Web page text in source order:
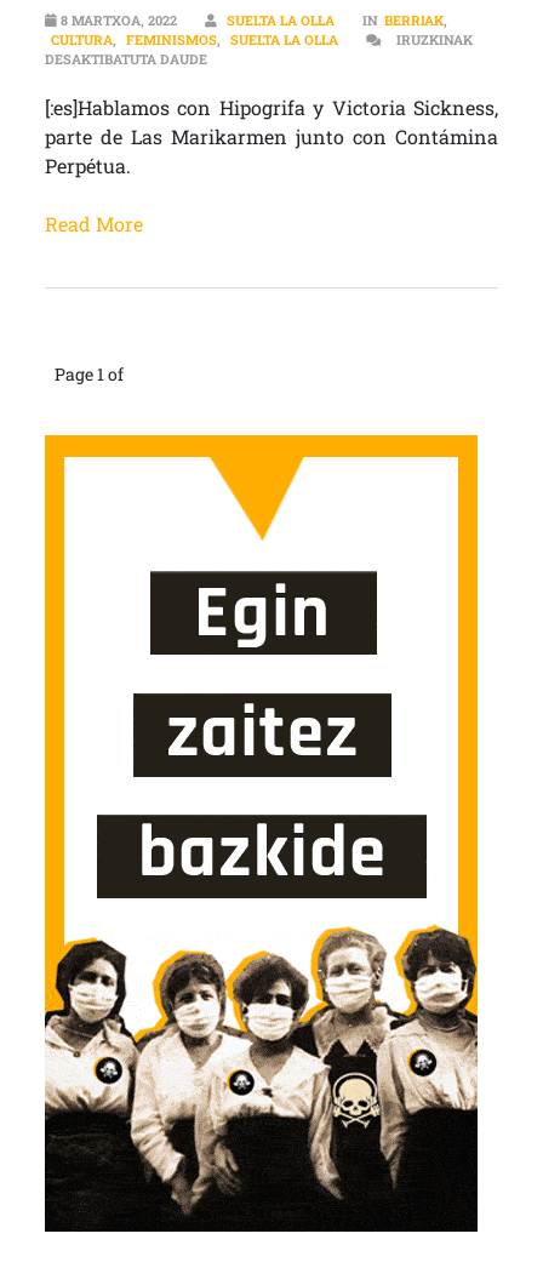
8 MARTXOA, 2022 SUELTA LA OLLA IN BERRIAK,
CULTURA, FEMINISMOS, SUELTA LA OLLA
IRUZKINAK
DESAKTIBATUTA DAUDE[:ES]”CUANDO SE COLECTIVIZA UNA VIOLENCIA
[:es]Hablamos con Hipogrifa y Victoria Sickness,
parte de Las Marikarmen junto con Contámina
Perpétua.
Read More
Page 1 of